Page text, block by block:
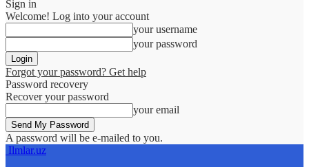
Sign in
Welcome! Log into your account
your username
your password
Forgot your password? Get help
Password recovery
Recover your password
your email
A password will be e-mailed to you.
Ilmlar.uz